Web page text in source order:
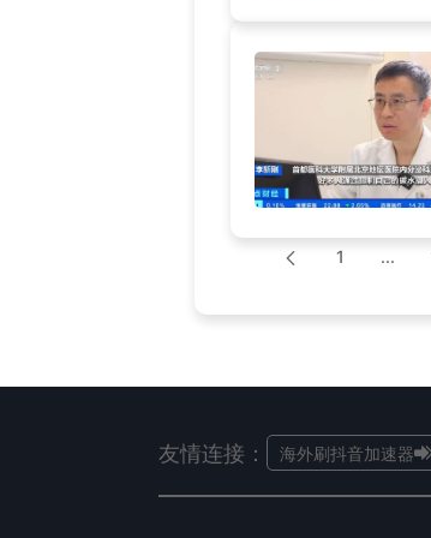
1 ...
友情连接： 海外刷抖音加速器